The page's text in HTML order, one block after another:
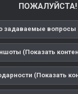
ПОЖАЛУЙСТА!
задаваемые вопросы
(Показать
(Показать